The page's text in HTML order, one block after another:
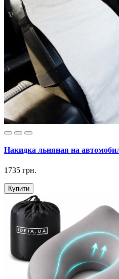
Накидка льняная на
1735 грн.
Купити